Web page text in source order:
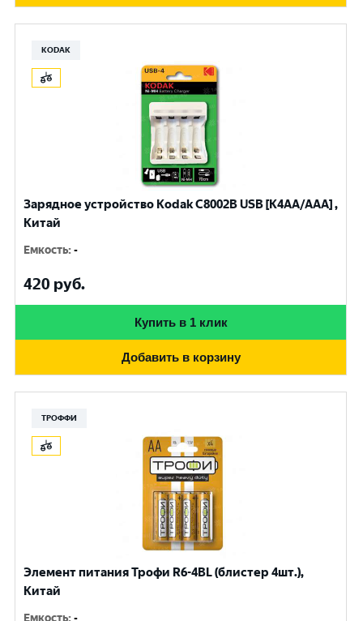
KODAK
Зарядное устройство Kodak С8002B USB [K4AA/AAA] ,
Китай
Емкость:-
420 руб.
Купить в 1 клик
Добавить в корзину
ТРОФФИ
Элемент питания Трофи R6-4BL (блистер 4шт.),
Китай
Емкость:-